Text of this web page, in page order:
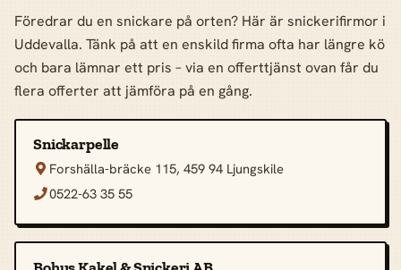
Föredrar du en snickare på orten? Här är snickerifirmor i
Uddevalla. Tänk på att en enskild firma ofta har längre kö
och bara lämnar ett pris – via en offerttjänst ovan får du
flera offerter att jämföra på en gång.
Snickarpelle
 Forshälla-bräcke 115, 459 94 Ljungskile
0522-63 35 55